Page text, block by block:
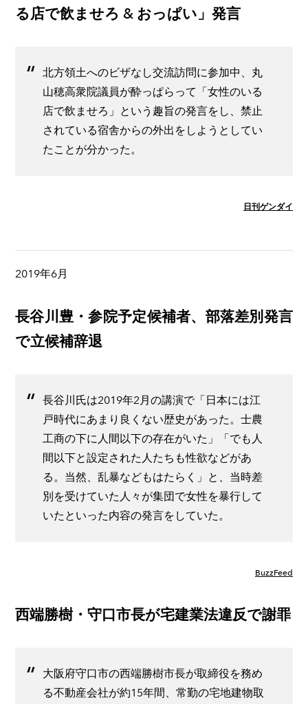
る店で飲ませろ & おっぱい」発言
北方領土へのビザなし交流訪問に参加中、丸
山穂高衆院議員が酔っぱらって「女性のいる
店で飲ませろ」という趣旨の発言をし、禁止
されている宿舎からの外出をしようとしてい
たことが分かった。
日刊ゲンダイ
2019年6月
長谷川豊・参院予定候補者、部落差別発言
で立候補辞退
長谷川氏は2019年2月の講演で「日本には江
戸時代にあまり良くない歴史があった。士農
工商の下に人間以下の存在がいた」「でも人
間以下と設定された人たちも性欲などがあ
る。当然、乱暴などもはたらく」と、当時差
別を受けていた人々が集団で女性を暴行して
いたといった内容の発言をしていた。
BuzzFeed
西端勝樹・守口市長が宅建業法違反で謝罪
大阪府守口市の西端勝樹市長が取締役を務め
る不動産会社が約15年間、常勤の宅地建物取